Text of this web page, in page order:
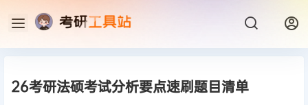
26考研法硕考试分析要点速刷题目清单